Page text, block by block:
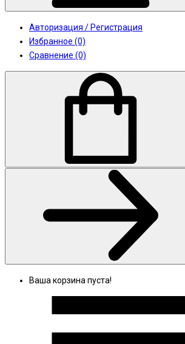
Авторизация / Регистрация
Избранное (0)
Сравнение (0)
Ваша корзина пуста!